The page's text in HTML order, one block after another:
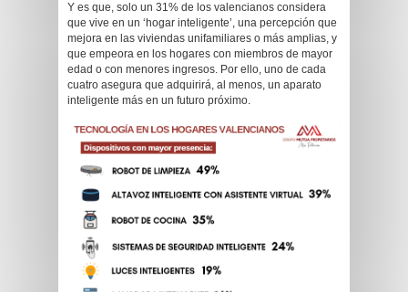
Y es que, solo un 31% de los valencianos considera
que vive en un ‘hogar inteligente’, una percepción que
mejora en las viviendas unifamiliares o más amplias, y
que empeora en los hogares con miembros de mayor
edad o con menores ingresos. Por ello, uno de cada
cuatro asegura que adquirirá, al menos, un aparato
inteligente más en un futuro próximo.